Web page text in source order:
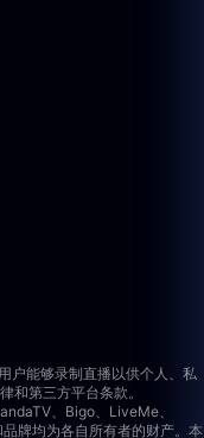
户能够录制直播以供个人、私
和第三方平台条款。
、Bigo、LiveMe、
牌均为各自所有者的财产。本